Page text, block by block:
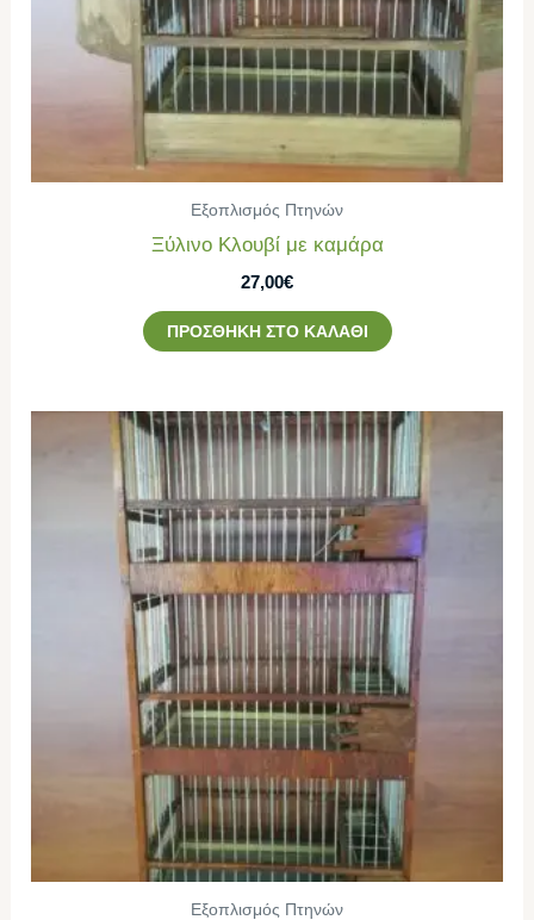
Εξοπλισμός Πτηνών
Ξύλινο Κλουβί με καμάρα
27,00€
ΠΡΟΣΘΉΚΗ ΣΤΟ ΚΑΛΆΘΙ
Εξοπλισμός Πτηνών